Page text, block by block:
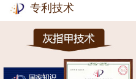
专利技术